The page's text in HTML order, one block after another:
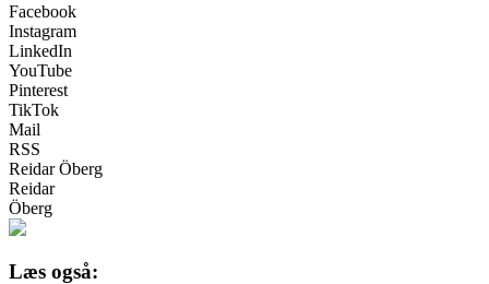
Facebook
Instagram
LinkedIn
YouTube
Pinterest
TikTok
Mail
RSS
Reidar Öberg
Reidar
Öberg
Læs også: